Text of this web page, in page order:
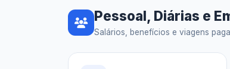
Pessoal, Diárias e
Salários, benefícios e viagens